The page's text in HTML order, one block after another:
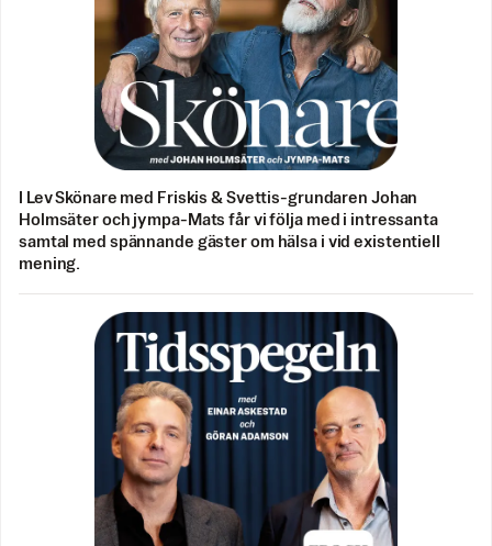
I Lev Skönare med Friskis & Svettis-grundaren Johan
Holmsäter och jympa-Mats får vi följa med i intressanta
samtal med spännande gäster om hälsa i vid existentiell
mening.